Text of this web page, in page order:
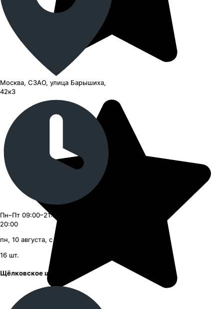
Москва, СЗАО, улица Барышиха,
42к3
Пн–Пт 09:00–21:00, Сб–Вс 09:00–
20:00
пн, 10 августа, с 09:00
16 шт.
Щёлковское шоссе